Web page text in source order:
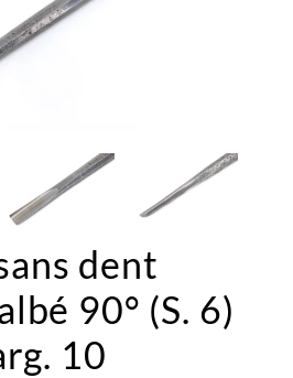
dent
90° (S. 6)
10